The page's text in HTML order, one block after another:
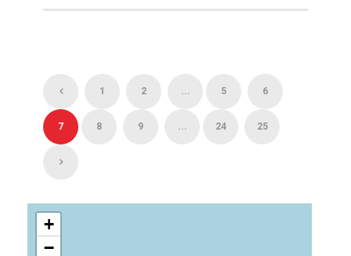
1 2 ... 5 6
7 8 9 ... 24 25
+
−